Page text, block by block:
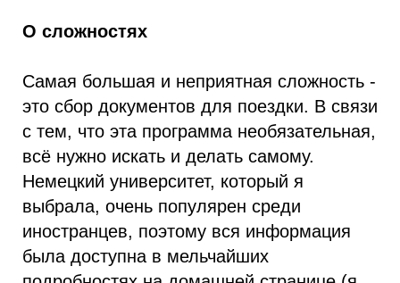
О сложностях
Самая большая и неприятная сложность -
это сбор документов для поездки. В связи
с тем, что эта программа необязательная,
всё нужно искать и делать самому.
Немецкий университет, который я
выбрала, очень популярен среди
иностранцев, поэтому вся информация
была доступна в мельчайших